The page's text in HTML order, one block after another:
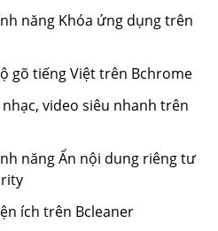
năng Khóa ứng dụng trên
gõ tiếng Việt trên Bchrome
video siêu nhanh trên
năng Ẩn nội dung riêng tư
ích trên Bcleaner